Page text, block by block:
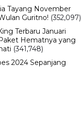
Tayang November
Guritno! (352,097)
Terbaru Januari
Hematnya yang
(341,748)
2024 Sepanjang